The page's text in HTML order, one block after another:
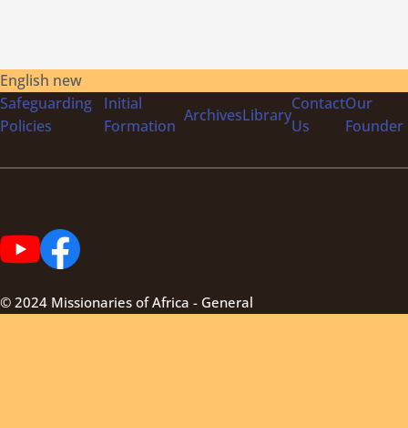
English new
Safeguarding
Policies
Initial
Formation
ArchivesLibrary
Contact
Us
Our
Founder
© 2024 Missionaries of Africa - General